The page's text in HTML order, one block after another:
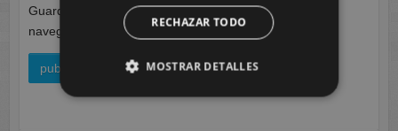
Guarda mi nombre, correo electrónico y web en este
navegador para la próxima vez que comente.
RECHAZAR TODO
MOSTRAR DETALLES